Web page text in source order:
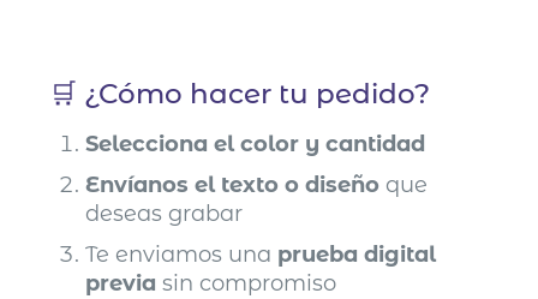
🛒 ¿Cómo hacer tu pedido?
Selecciona el color y cantidad
Envíanos el texto o diseño que
deseas grabar
Te enviamos una prueba digital
previa sin compromiso